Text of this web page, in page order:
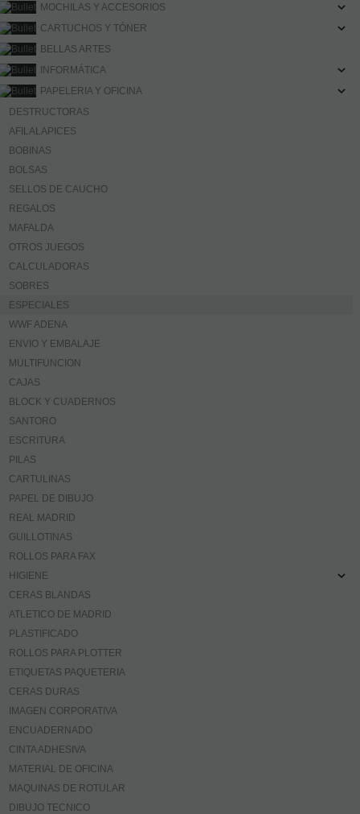
MOCHILAS Y ACCESORIOS
CARTUCHOS Y TÓNER
BELLAS ARTES
INFORMÁTICA
PAPELERIA Y OFICINA
DESTRUCTORAS
AFILALAPICES
BOBINAS
BOLSAS
SELLOS DE CAUCHO
REGALOS
MAFALDA
OTROS JUEGOS
CALCULADORAS
SOBRES
ESPECIALES
WWF ADENA
ENVIO Y EMBALAJE
MULTIFUNCION
CAJAS
BLOCK Y CUADERNOS
SANTORO
ESCRITURA
PILAS
CARTULINAS
PAPEL DE DIBUJO
REAL MADRID
GUILLOTINAS
ROLLOS PARA FAX
HIGIENE
CERAS BLANDAS
ATLETICO DE MADRID
PLASTIFICADO
ROLLOS PARA PLOTTER
ETIQUETAS PAQUETERIA
CERAS DURAS
IMAGEN CORPORATIVA
ENCUADERNADO
CINTA ADHESIVA
MATERIAL DE OFICINA
MAQUINAS DE ROTULAR
DIBUJO TECNICO